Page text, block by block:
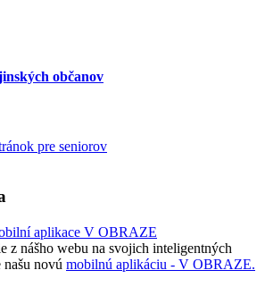
občanov
pre seniorov
z nášho webu na svojich inteligentných
novú mobilnú aplikáciu - V OBRAZE.